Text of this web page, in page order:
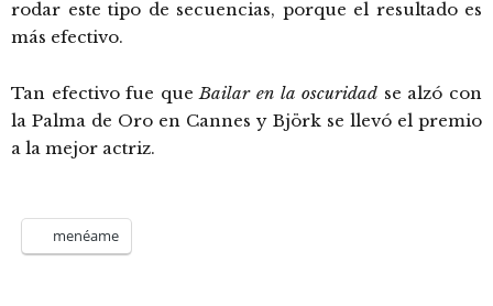
rodar este tipo de secuencias, porque el resultado es
más efectivo.
Tan efectivo fue queBailar en la oscuridad se alzó con
la Palma de Oro en Cannes y Björk se llevó el premio
a la mejor actriz.
menéame